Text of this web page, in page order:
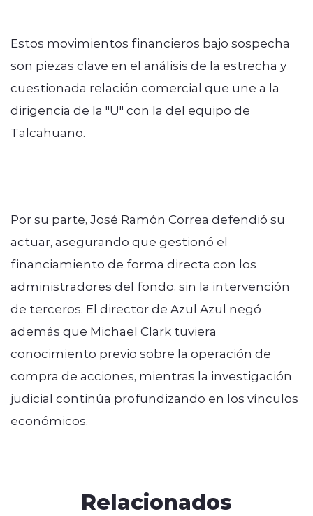
Estos movimientos financieros bajo sospecha
son piezas clave en el análisis de la estrecha y
cuestionada relación comercial que une a la
dirigencia de la "U" con la del equipo de
Talcahuano.
Por su parte, José Ramón Correa defendió su
actuar, asegurando que gestionó el
financiamiento de forma directa con los
administradores del fondo, sin la intervención
de terceros. El director de Azul Azul negó
además que Michael Clark tuviera
conocimiento previo sobre la operación de
compra de acciones, mientras la investigación
judicial continúa profundizando en los vínculos
económicos.
Relacionados